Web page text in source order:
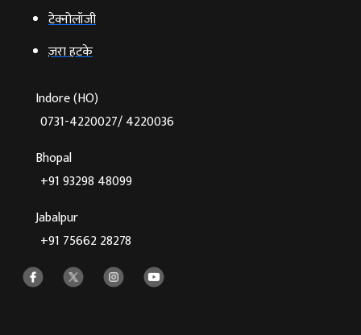
टेक्‍नोलॉजी
ज़रा हटके
Indore (HO)
0731-4220027/ 4220036
Bhopal
+91 93298 48099
Jabalpur
+91 75662 28278